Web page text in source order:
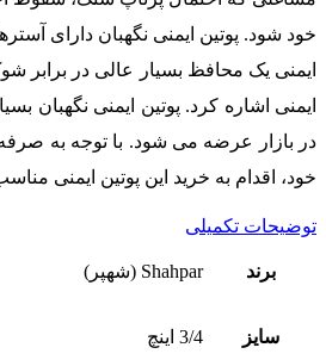
خود شود. پوتین ایمنی نگهبان دارای
ایمنی یک محافظ بسیار عالی در برابر
ایمنی اشاره کرد. پوتین ایمنی نگهبان
در بازار عرضه می شود. با توجه به صرفه
خود، اقدام به خرید این پوتین ایمنی
توضیحات تکمیلی
برند Shahpar (شهپر)
سایز 3/4 اینچ